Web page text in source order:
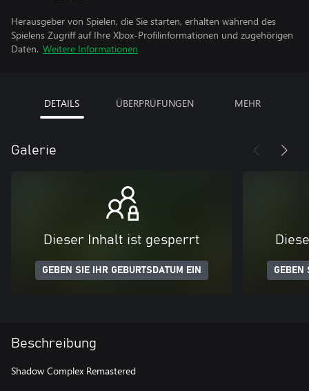
Herausgeber von Spielen, die Sie starten, erhalten während des
Spielens Zugriff auf Ihre Xbox-Profilinformationen und zugehörigen
Daten. Weitere Informationen
DETAILS ÜBERPRÜFUNGEN MEHR
Galerie
Dieser Inhalt ist gesperrt
GEBEN SIE IHR GEBURTSDATUM EIN GEBEN
Beschreibung
Shadow Complex Remastered